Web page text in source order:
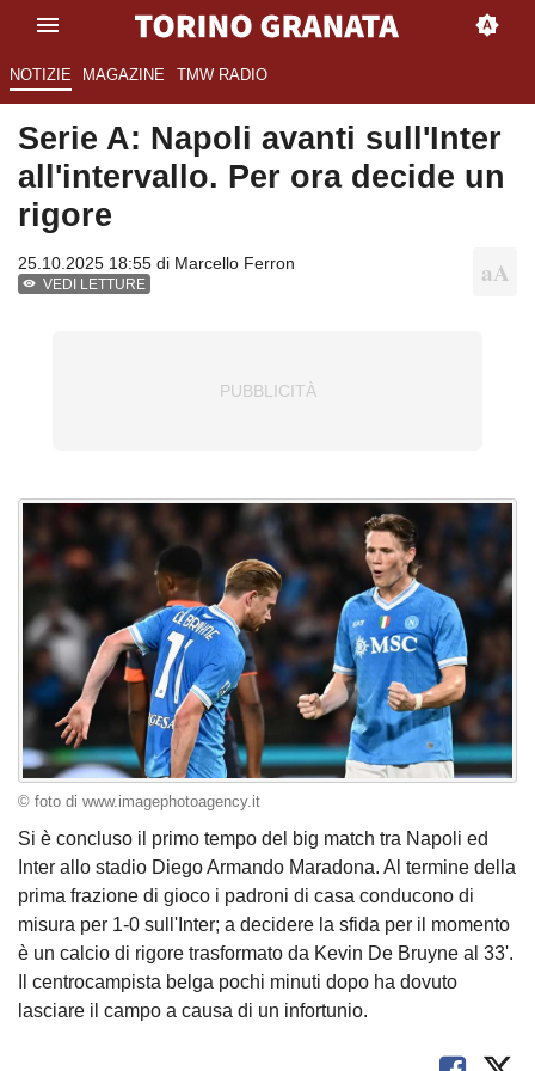
NOTIZIE MAGAZINE TMW RADIO
Serie A: Napoli avanti sull'Inter
all'intervallo. Per ora decide un
rigore
25.10.2025 18:55 di Marcello Ferron
VEDI LETTURE
© foto di www.imagephotoagency.it
Si è concluso il primo tempo del big match tra Napoli ed
Inter allo stadio Diego Armando Maradona. Al termine della
prima frazione di gioco i padroni di casa conducono di
misura per 1-0 sull'Inter; a decidere la sfida per il momento
è un calcio di rigore trasformato da Kevin De Bruyne al 33'.
Il centrocampista belga pochi minuti dopo ha dovuto
lasciare il campo a causa di un infortunio.